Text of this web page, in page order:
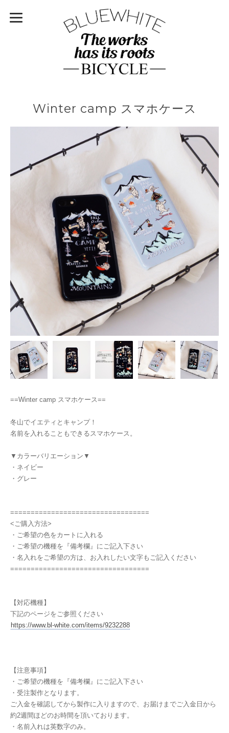
Winter camp スマホケース
==Winter camp スマホケース==
冬山でイエティとキャンプ！
名前を入れることもできるスマホケース。
▼カラーバリエーション▼
・ネイビー
・グレー
==================================
<ご購入方法>
・ご希望の色をカートに入れる
・ご希望の機種を『備考欄』にご記入下さい
・名入れをご希望の方は、お入れしたい文字もご記入ください
==================================
【対応機種】
下記のページをご参照ください
https://www.bl-white.com/items/9232288
【注意事項】
・ご希望の機種を『備考欄』にご記入下さい
・受注製作となります。
ご入金を確認してから製作に入りますので、お届けまでご入金日から
約2週間ほどのお時間を頂いております。
・名前入れは英数字のみ。